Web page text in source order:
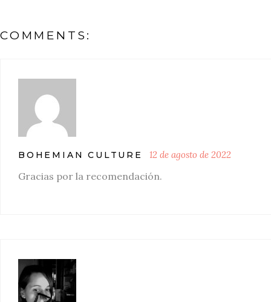
COMMENTS:
BOHEMIAN CULTURE 12 de agosto de 2022
Gracias por la recomendación.